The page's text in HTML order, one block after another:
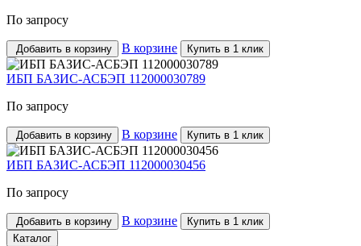
По запросу
Добавить в корзину В корзине Купить в 1 клик
ИБП БАЗИС-АСБЭП 112000030789
По запросу
Добавить в корзину В корзине Купить в 1 клик
ИБП БАЗИС-АСБЭП 112000030456
По запросу
Добавить в корзину В корзине
Купить в 1 клик
Каталог